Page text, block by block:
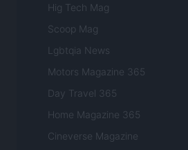
Hig Tech Mag
Scoop Mag
Lgbtqia News
Motors Magazine 365
Day Travel 365
Home Magazine 365
Cineverse Magazine